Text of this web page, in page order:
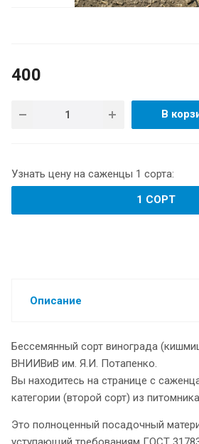
400
В
Узнать цену на саженцы 1 сорта:
1 СОРТ
Описание
Бессемянный сорт винограда
ВНИИВиВ им. Я.И. Потапенко.
Вы находитесь на странице с
категории (второй сорт) из
Это полноценный посадочный